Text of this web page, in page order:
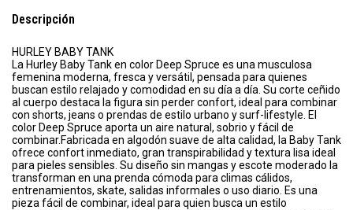
Descripción
HURLEY BABY TANK
La Hurley Baby Tank en color Deep Spruce es una musculosa
femenina moderna, fresca y versátil, pensada para quienes
buscan estilo relajado y comodidad en su día a día. Su corte ceñido
al cuerpo destaca la figura sin perder confort, ideal para combinar
con shorts, jeans o prendas de estilo urbano y surf-lifestyle. El
color Deep Spruce aporta un aire natural, sobrio y fácil de
combinar.Fabricada en algodón suave de alta calidad, la Baby Tank
ofrece confort inmediato, gran transpirabilidad y textura lisa ideal
para pieles sensibles. Su diseño sin mangas y escote moderado la
transforman en una prenda cómoda para climas cálidos,
entrenamientos, skate, salidas informales o uso diario. Es una
pieza fácil de combinar, ideal para quien busca un estilo